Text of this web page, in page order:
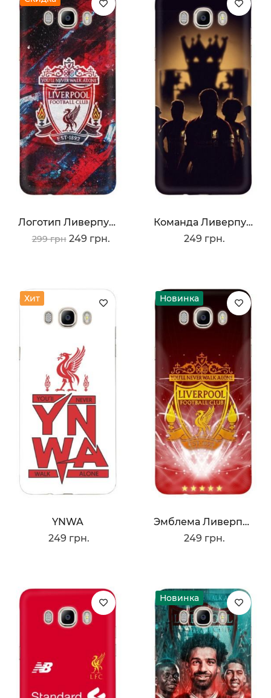
Логотип Ливерпуля
299 грн 249 грн.
Команда Ливерпуль
249 грн.
Хит
YNWA
249 грн.
Новинка
Эмблема Ливерпуля
249 грн.
Новинка